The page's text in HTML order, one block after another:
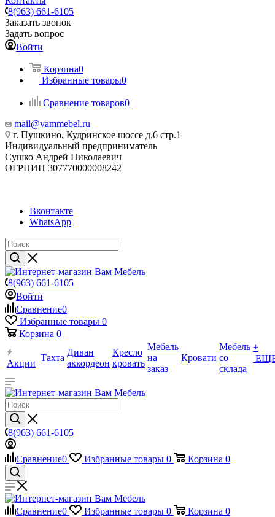
8(963) 661-6105
Заказать звонок
Задать вопрос
Войти
Корзина0
Избранные товары0
Сравнение товаров0
mail@vammebel.ru
г. Пушкино, Кудринское шоссе д.6 стр.1
Индивидуальный предприниматель
Сушко Андрей Николаевич
ОГРНИП 307770000008242
Вконтакте
WhatsApp
8(963) 661-6105
Войти
Сравнение0
Избранные товары 0
Корзина 0
Акции
Тахта
Диван
аккордеон
Кресло
кровать
Мебель
на
заказ
Кровати
Мебель
со
склада
+
8(963) 661-6105
Сравнение0 Избранные товары 0 Корзина 0
Сравнение0 Избранные товары 0 Корзина 0